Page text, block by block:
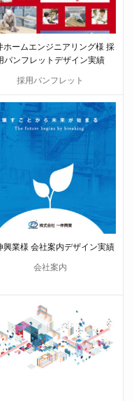
ホームエンジニアリング様 採
パンフレットデザイン実績
採用パンフレット
興業様 会社案内デザイン実績
会社案内